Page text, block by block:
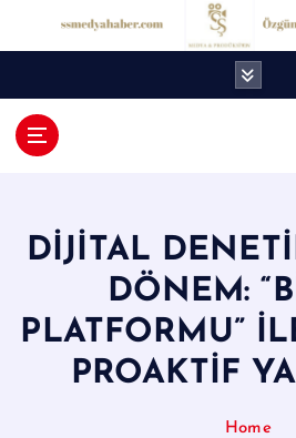
M
e
d
y
a
H
DİJİTAL
DÖNEM:
PLATFORMU”
PROAKTİF
Home